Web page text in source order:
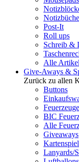
Post-It
Roll ups
Schreib &
Alle
Give-Aways &
Zurück zu allen
Buttons
Feuerzeuge
BIC
Alle
Giveaways
Lanyards/